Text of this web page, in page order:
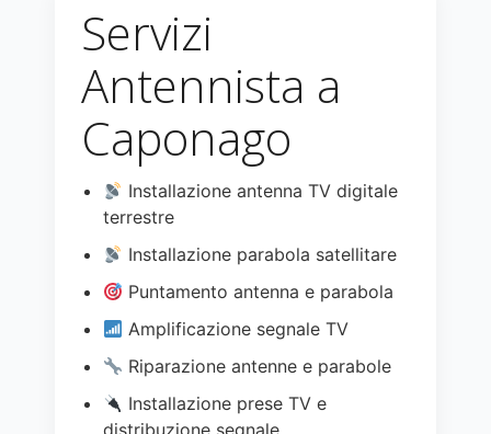
Servizi
Antennista a
Caponago
Installazione antenna TV digitale
terrestre
Installazione parabola satellitare
Puntamento antenna e parabola
Amplificazione segnale TV
Riparazione antenne e parabole
Installazione prese TV e